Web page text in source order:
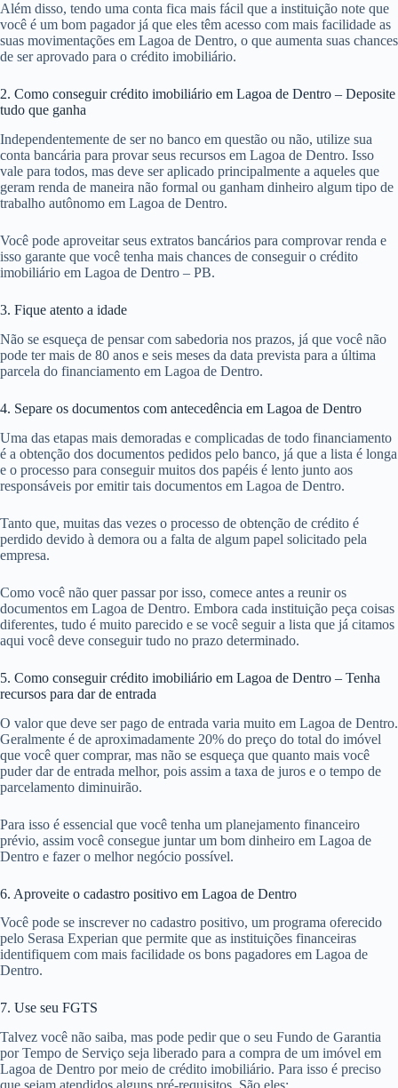
Além disso, tendo uma conta fica mais fácil que a instituição note que
você é um bom pagador já que eles têm acesso com mais facilidade as
suas movimentações em Lagoa de Dentro, o que aumenta suas chances
de ser aprovado para o crédito imobiliário.
2. Como conseguir crédito imobiliário em Lagoa de Dentro – Deposite
tudo que ganha
Independentemente de ser no banco em questão ou não, utilize sua
conta bancária para provar seus recursos em Lagoa de Dentro. Isso
vale para todos, mas deve ser aplicado principalmente a aqueles que
geram renda de maneira não formal ou ganham dinheiro algum tipo de
trabalho autônomo em Lagoa de Dentro.
Você pode aproveitar seus extratos bancários para comprovar renda e
isso garante que você tenha mais chances de conseguir o crédito
imobiliário em Lagoa de Dentro – PB.
3. Fique atento a idade
Não se esqueça de pensar com sabedoria nos prazos, já que você não
pode ter mais de 80 anos e seis meses da data prevista para a última
parcela do financiamento em Lagoa de Dentro.
4. Separe os documentos com antecedência em Lagoa de Dentro
Uma das etapas mais demoradas e complicadas de todo financiamento
é a obtenção dos documentos pedidos pelo banco, já que a lista é longa
e o processo para conseguir muitos dos papéis é lento junto aos
responsáveis por emitir tais documentos em Lagoa de Dentro.
Tanto que, muitas das vezes o processo de obtenção de crédito é
perdido devido à demora ou a falta de algum papel solicitado pela
empresa.
Como você não quer passar por isso, comece antes a reunir os
documentos em Lagoa de Dentro. Embora cada instituição peça coisas
diferentes, tudo é muito parecido e se você seguir a lista que já citamos
aqui você deve conseguir tudo no prazo determinado.
5. Como conseguir crédito imobiliário em Lagoa de Dentro – Tenha
recursos para dar de entrada
O valor que deve ser pago de entrada varia muito em Lagoa de Dentro.
Geralmente é de aproximadamente 20% do preço do total do imóvel
que você quer comprar, mas não se esqueça que quanto mais você
puder dar de entrada melhor, pois assim a taxa de juros e o tempo de
parcelamento diminuirão.
Para isso é essencial que você tenha um planejamento financeiro
prévio, assim você consegue juntar um bom dinheiro em Lagoa de
Dentro e fazer o melhor negócio possível.
6. Aproveite o cadastro positivo em Lagoa de Dentro
Você pode se inscrever no cadastro positivo, um programa oferecido
pelo Serasa Experian que permite que as instituições financeiras
identifiquem com mais facilidade os bons pagadores em Lagoa de
Dentro.
7. Use seu FGTS
Talvez você não saiba, mas pode pedir que o seu Fundo de Garantia
por Tempo de Serviço seja liberado para a compra de um imóvel em
Lagoa de Dentro por meio de crédito imobiliário. Para isso é preciso